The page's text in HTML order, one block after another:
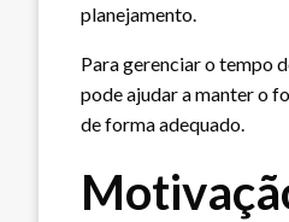
planejamento.
Para gerenciar o tempo
pode ajudar a manter o
de forma adequado.